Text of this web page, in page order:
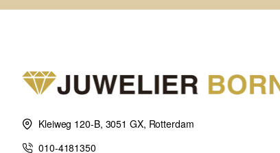
Kleiweg 120-B, 3051 GX, Rotterdam
010-4181350